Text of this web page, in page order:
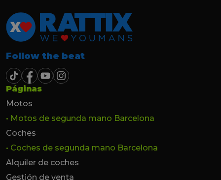
Follow the beat
Páginas
Motos
• Motos de segunda mano Barcelona
Coches
• Coches de segunda mano Barcelona
Alquiler de coches
Gestión de venta